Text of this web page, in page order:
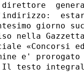
giorno
nella
«Concorsi
e'
Il testo